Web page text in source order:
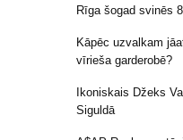
Rīga šogad svinēs
Kāpēc uzvalkam
vīrieša garderobē?
Ikoniskais Džeks
Siguldā